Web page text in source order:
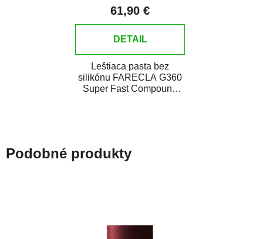
61,90 €
DETAIL
Leštiaca pasta bez
silikónu FARECLA G360
Super Fast Compound
Podobné produkty